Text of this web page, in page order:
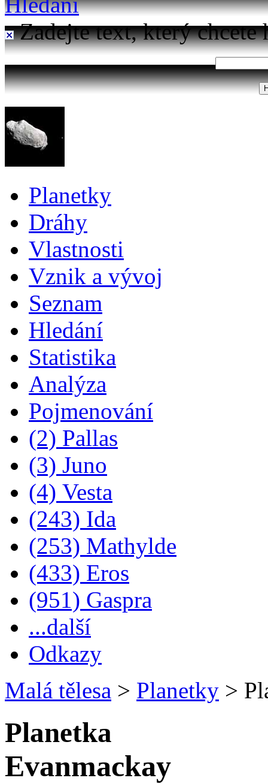
Zadejte text, který chcete
Planetky
Dráhy
Vlastnosti
Vznik a vývoj
Seznam
Hledání
Statistika
Analýza
Pojmenování
(2) Pallas
(3) Juno
(4) Vesta
(243) Ida
(253) Mathylde
(433) Eros
(951) Gaspra
...další
Odkazy
Malá tělesa > Planetky >
Planetka
Evanmackay